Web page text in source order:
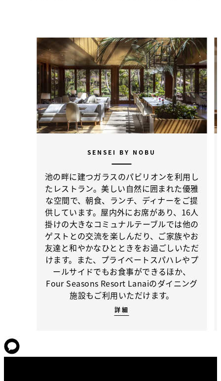
SENSEI BY NOBU
池の畔に建つガラスのパビリオンを利用し
たレストラン。美しい自然に囲まれた優雅
な空間で、朝食、ランチ、ディナーをご提
供しています。屋内外にお席があり、16人
掛けの大きなコミュナルテーブルでは他の
ゲストとの交流を楽しんだり、ご家族やお
友達と和やかなひとときをお過ごしいただ
けます。また、プライベートスパハレやプ
ールサイドでもお食事ができるほか、
Four Seasons Resort Lanaiのダイニング
施設もご利用いただけます。
詳細